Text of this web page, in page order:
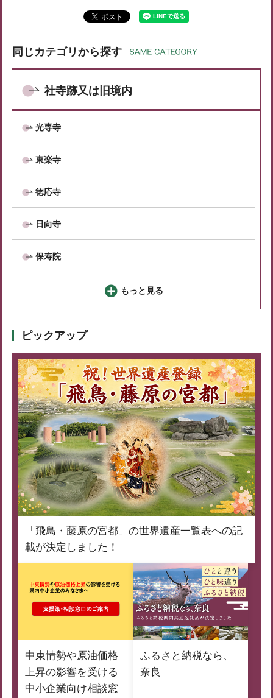
同じカテゴリから探す
社寺跡又は旧境内
光専寺
東楽寺
徳応寺
日向寺
保寿院
もっと見る
ピックアップ
「飛鳥・藤原の宮都」の世界遺産一覧表への記
載が決定しました！
中東情勢や原油価格
上昇の影響を受ける
中小企業向け相談窓
ふるさと納税なら、
奈良